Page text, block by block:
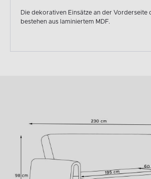
Die dekorativen Einsätze an der Vorderseite
bestehen aus laminiertem MDF.